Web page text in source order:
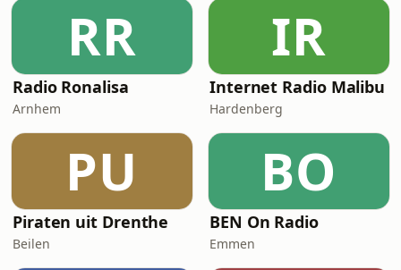
RR
Radio Ronalisa
Arnhem
IR
Internet Radio Malibu
Hardenberg
PU
Piraten uit Drenthe
Beilen
BO
BEN On Radio
Emmen